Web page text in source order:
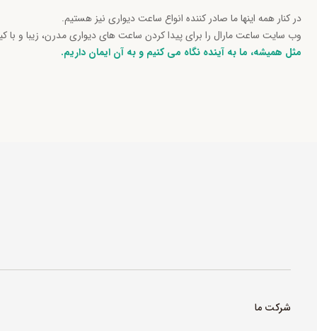
در کنار همه اینها ما صادر کننده انواع ساعت دیواری نیز هستیم.
وب سایت ساعت مارال را برای پیدا کردن ساعت های دیواری مدرن، زیبا و با
مثل همیشه، ما به آینده نگاه می کنیم و به آن ایمان داریم.
شرکت ما